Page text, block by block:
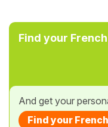
Find your
And get your
Find your